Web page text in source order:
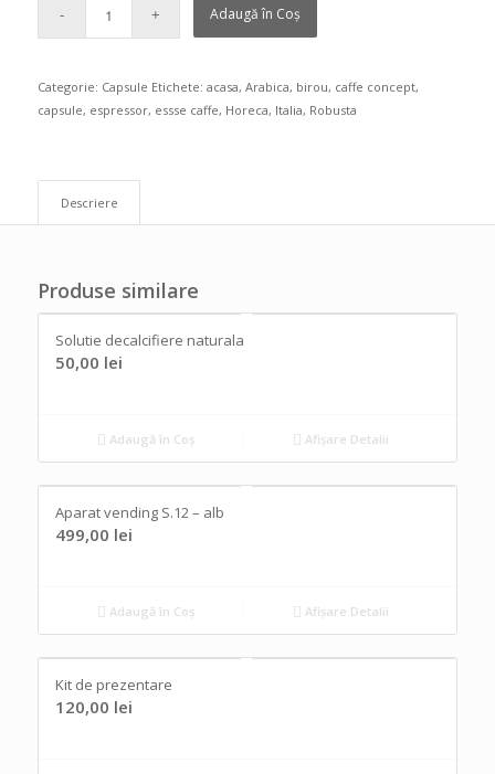
Adaugă în Coș
Categorie: Capsule Etichete: acasa, Arabica, birou, caffe concept,
capsule, espressor, essse caffe, Horeca, Italia, Robusta
Descriere
Produse similare
Solutie decalcifiere naturala
50,00 lei
Adaugă în Coș Afișare Detalii
Aparat vending S.12 – alb
499,00 lei
Adaugă în Coș Afișare Detalii
Kit de prezentare
120,00 lei